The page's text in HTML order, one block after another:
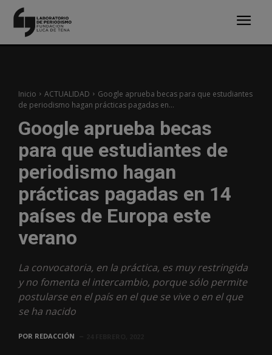
Inicio ACTUALIDAD
Google aprueba becas para que estudiantes
de periodismo hagan prácticas pagadas en...
Google aprueba becas
para que estudiantes de
periodismo hagan
prácticas pagadas en 14
países de Europa este
verano
La convocatoria, en la práctica, es muy restringida
y no fomenta el intercambio, porque sólo permite
postularse en el país en el que se vive o en el que
se ha nacido
POR REDACCIÓN